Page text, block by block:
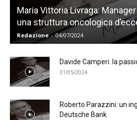
Maria Vittoria Livraga:
una struttura oncologica
Redazione - 04/07/2024
Davide Camperi: la
31/05/2024
Roberto Parazzini: un
Deutsche Bank